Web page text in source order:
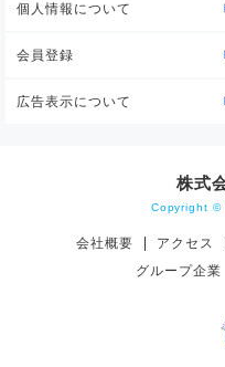
個人情報について
会員登録
広告表示について
株式
Copyright ©
会社概要 アクセス
グループ企業